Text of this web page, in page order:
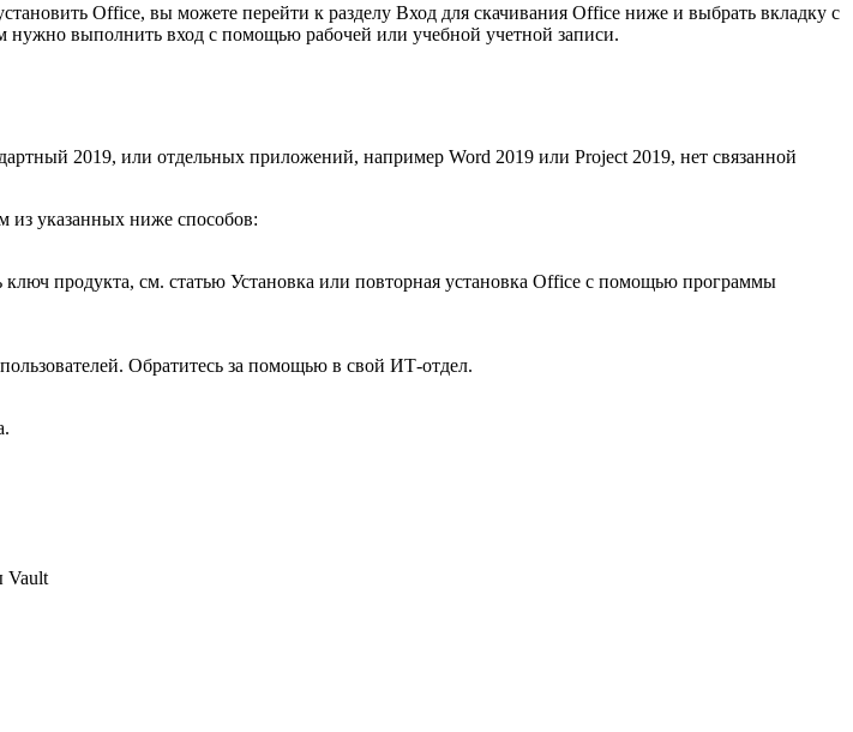
Office, вы можете перейти к разделу Вход для скачивания Office ниже и выбрать вкладку с
выполнить вход с помощью рабочей или учебной учетной записи.
2019, или отдельных приложений, например Word 2019 или Project 2019, нет связанной
из указанных ниже способов:
продукта, см. статью Установка или повторная установка Office с помощью программы
Обратитесь за помощью в свой ИТ-отдел.
Vault